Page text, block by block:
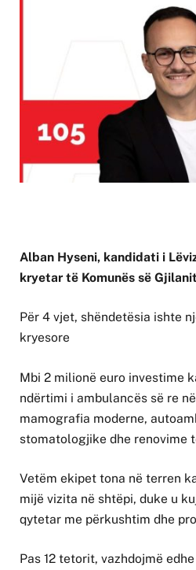
Alban Hyseni, kandidati i
kryetar të Komunës së Gjilanit
Për 4 vjet, shëndetësia ishte
kryesore
Mbi 2 milionë euro investime
ndërtimi i ambulancës së re
mamografia moderne,
stomatologjike dhe renovime
Vetëm ekipet tona në terren
mijë vizita në shtëpi, duke u
qytetar me përkushtim dhe
Pas 12 tetorit, vazhdojmë